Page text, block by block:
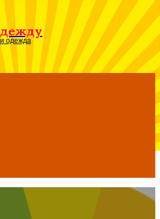
Menu
одежда